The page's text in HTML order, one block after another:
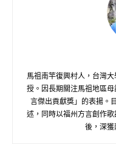
馬祖南竿復興村人，台灣
授。因長期關注馬祖地區
言傑出貢獻獎」的表揚。
述，同時以福州方言創作
後，深獲